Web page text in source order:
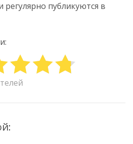
регулярно публикуются в